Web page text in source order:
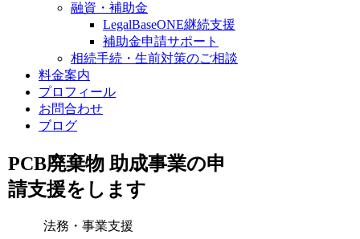
融資・補助金
LegalBaseONE継続支援
補助金申請サポート
相続手続・生前対策のご相談
料金案内
プロフィール
お問合わせ
ブログ
PCB廃棄物 助成事業の申
請支援をします
法務・事業支援